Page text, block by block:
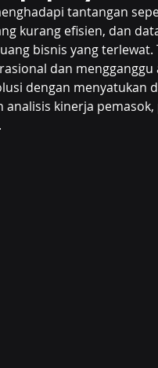
tantangan
kurang efisien, dan
bisnis yang
dan
dengan menyatukan
kinerja